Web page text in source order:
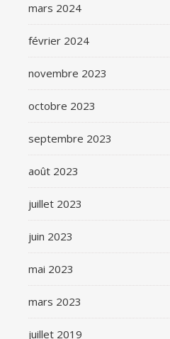
mars 2024
février 2024
novembre 2023
octobre 2023
septembre 2023
août 2023
juillet 2023
juin 2023
mai 2023
mars 2023
juillet 2019